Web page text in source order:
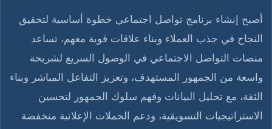
أصبح إنشاء برنامج تواصل اجتماعي خطوة أساسية لتحقيق
النجاح في جذب العملاء وبناء علاقات قوية معهم، تساعد
منصات التواصل الاجتماعي في الوصول السريع لشريحة
واسعة من الجمهور المستهدف، وتعزيز التفاعل المباشر وبناء
الثقة، مع تحليل البيانات وفهم سلوك الجمهور لتحسين
الاستراتيجيات التسويقية، ودعم الحملات الإعلانية منخفضة